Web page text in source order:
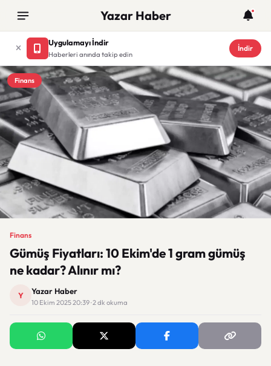
Yazar Haber
Uygulamayı İndir
Haberleri anında takip edin
İndir
Finans
Finans
Gümüş Fiyatları: 10 Ekim'de 1 gram gümüş
ne kadar? Alınır mı?
Y Yazar Haber
10 Ekim 2025 20:39 · 2 dk okuma